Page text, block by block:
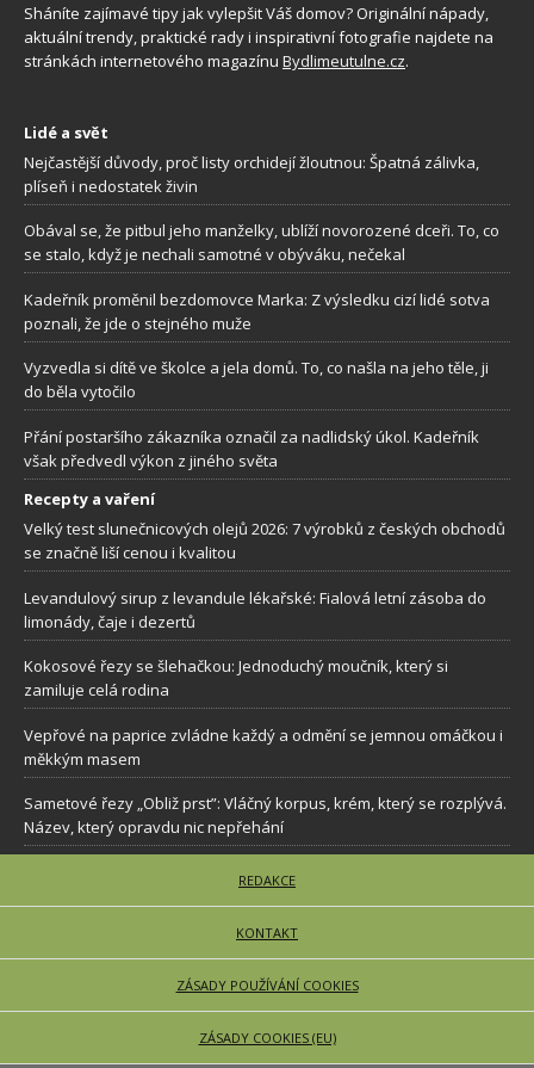
Sháníte zajímavé tipy jak vylepšit Váš domov? Originální nápady,
aktuální trendy, praktické rady i inspirativní fotografie najdete na
stránkách internetového magazínu Bydlimeutulne.cz.
Lidé a svět
Nejčastější důvody, proč listy orchidejí žloutnou: Špatná zálivka,
plíseň i nedostatek živin
Obával se, že pitbul jeho manželky, ublíží novorozené dceři. To, co
se stalo, když je nechali samotné v obýváku, nečekal
Kadeřník proměnil bezdomovce Marka: Z výsledku cizí lidé sotva
poznali, že jde o stejného muže
Vyzvedla si dítě ve školce a jela domů. To, co našla na jeho těle, ji
do běla vytočilo
Přání postaršího zákazníka označil za nadlidský úkol. Kadeřník
však předvedl výkon z jiného světa
Recepty a vaření
Velký test slunečnicových olejů 2026: 7 výrobků z českých obchodů
se značně liší cenou i kvalitou
Levandulový sirup z levandule lékařské: Fialová letní zásoba do
limonády, čaje i dezertů
Kokosové řezy se šlehačkou: Jednoduchý moučník, který si
zamiluje celá rodina
Vepřové na paprice zvládne každý a odmění se jemnou omáčkou i
měkkým masem
Sametové řezy „Obliž prst”: Vláčný korpus, krém, který se rozplývá.
Název, který opravdu nic nepřehání
REDAKCE
KONTAKT
ZÁSADY POUŽÍVÁNÍ COOKIES
ZÁSADY COOKIES (EU)